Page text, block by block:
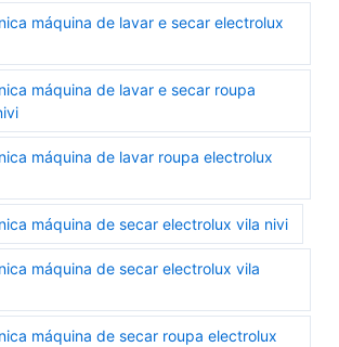
máquina de lavar e secar electrolux
máquina de lavar e secar roupa
máquina de lavar roupa electrolux
máquina de secar electrolux vila nivi
máquina de secar electrolux vila
máquina de secar roupa electrolux